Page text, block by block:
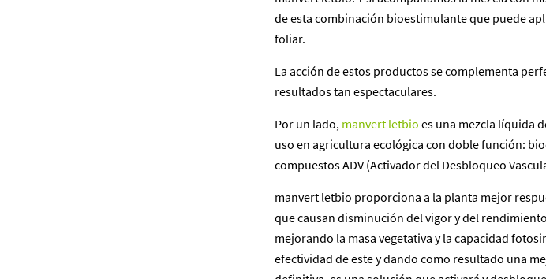
de esta combinación bioestimulante que puede
foliar.
La acción de estos productos se complementa
resultados tan espectaculares.
Por un lado, manvert letbio es una mezcla líquida
uso en agricultura ecológica con doble función:
compuestos ADV (Activador del Desbloqueo
manvert letbio proporciona a la planta mejor
que causan disminución del vigor y del
mejorando la masa vegetativa y la capacidad
efectividad de este y dando como resultado una